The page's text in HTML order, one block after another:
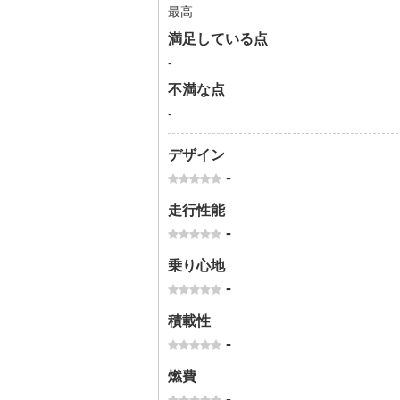
最高
満足している点
-
不満な点
-
デザイン
-
走行性能
-
乗り心地
-
積載性
-
燃費